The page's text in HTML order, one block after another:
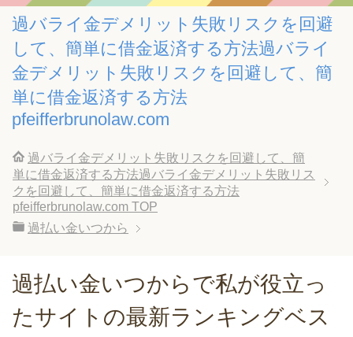
過バライ金デメリット失敗リスクを回避
して、簡単に借金返済する方法過バライ
金デメリット失敗リスクを回避して、簡
単に借金返済する方法
pfeifferbrunolaw.com
過バライ金デメリット失敗リスクを回避して、簡
単に借金返済する方法過バライ金デメリット失敗リス
クを回避して、簡単に借金返済する方法
pfeifferbrunolaw.com TOP
過払い金いつから
過払い金いつからで私が役立っ
たサイトの最新ランキングベス